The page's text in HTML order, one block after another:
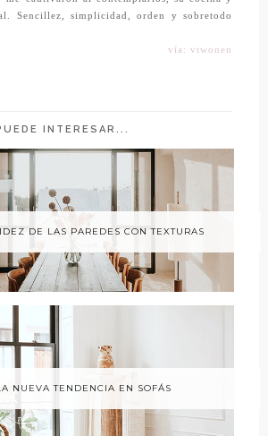
Sencillez, simplicidad, orden y sobretodo
vía: vtwonen
INTERESAR...
DE LAS PAREDES CON TEXTURAS
NUEVA TENDENCIA EN SOFÁS